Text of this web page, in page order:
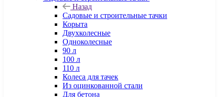
Назад
Садовые и строительные тачки
Корыта
Двухколесные
Одноколесные
90 л
100 л
110 л
Колеса для тачек
Из оцинкованной стали
Для бетона